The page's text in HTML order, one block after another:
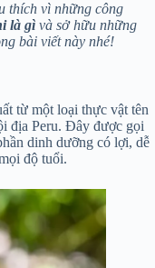
thích vì những công
là gì và sở hữu những
bài viết này nhé!
từ một loại thực vật tên
địa Peru. Đây được gọi
dinh dưỡng có lợi, dễ
độ tuổi.